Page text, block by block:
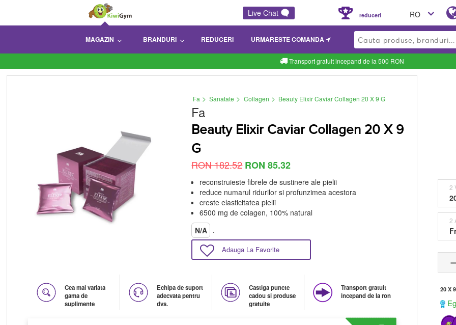
RO
reduceri
Live Chat
MAGAZIN BRANDURI REDUCERI URMARESTE COMANDA
Transport gratuit incepand de la 500 RON
Fa > Sanatate > Collagen > Beauty Elixir Caviar Collagen 20 X 9 G
Fa
Beauty Elixir Caviar Collagen 20 X 9
G
RON 182.52 RON 85.32
reconstruieste fibrele de sustinere ale pielii
reduce numarul ridurilor si profunzimea acestora
creste elasticitatea pielii
6500 mg de colagen, 100% natural
N/A
.
Adauga La Favorite
Cea mai variata
gama de
suplimente
Echipa de suport
adecvata pentru
dvs.
Castiga puncte
cadou si produse
gratuite
Transport gratuit
incepand de la ron
2
2
20 X